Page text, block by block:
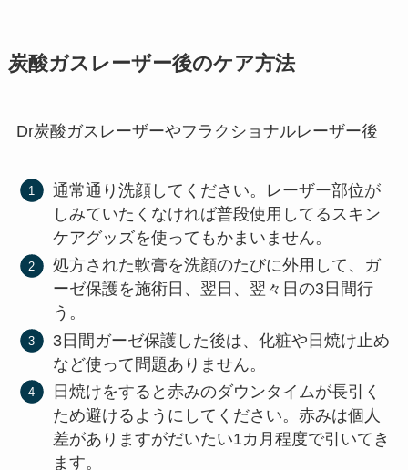
炭酸ガスレーザー後のケア方法
Dr炭酸ガスレーザーやフラクショナルレーザー後
通常通り洗顔してください。レーザー部位が
しみていたくなければ普段使用してるスキン
ケアグッズを使ってもかまいません。
処方された軟膏を洗顔のたびに外用して、ガ
ーゼ保護を施術日、翌日、翌々日の3日間行
う。
3日間ガーゼ保護した後は、化粧や日焼け止め
など使って問題ありません。
日焼けをすると赤みのダウンタイムが長引く
ため避けるようにしてください。赤みは個人
差がありますがだいたい1カ月程度で引いてき
ます。